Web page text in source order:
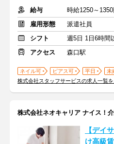
給与
時給1250～
雇用形態
派遣社員
シフト
週5日 1日6時間
アクセス
森口駅
ネイル可 ピアス可 平日 未
株式会社スタッフサービスの求人一覧
株式会社ネオキャリア ナイス！
【デイ
け高級